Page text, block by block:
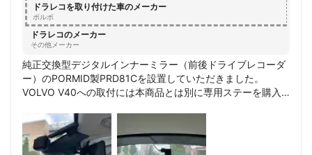
ドラレコを取り付けた車のメーカー
ボルボ
ドラレコのメーカー
その他メーカー
純正交換型デジタルインナーミラー（前後ドライブレコーダ
ー）のPORMID製PRD81Cを設置していただきました。
VOLVO V40への取付には本商品とは別に専用ステーを購入
ク連動機能の設定要否などについても丁寧なご説明を頂くな
ど、専門的な知識や経験が豊富である事が推察されたため、
安心して設置をお任せする事が出来ました。